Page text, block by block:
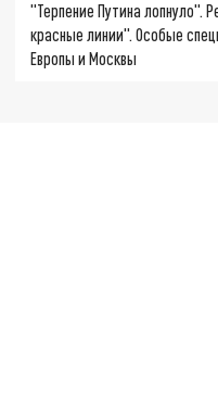
"Терпение Путина лопнуло".
красные линии". Особые
Европы и Москвы